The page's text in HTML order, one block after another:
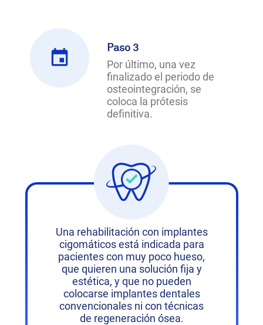
Paso 3
Por último, una vez
finalizado el periodo de
osteointegración, se
coloca la prótesis
definitiva.
Una rehabilitación con implantes
cigomáticos está indicada para
pacientes con muy poco hueso,
que quieren una solución fija y
estética, y que no pueden
colocarse implantes dentales
convencionales ni con técnicas
de regeneración ósea.